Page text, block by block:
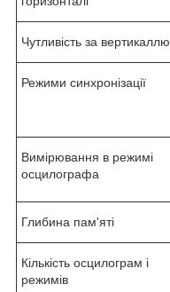
Чутливість за вертикаллю
Режими синхронізації
Вимірювання в режимі
осцилографа
Глибина пам'яті
Кількість осцилограм і
режимів